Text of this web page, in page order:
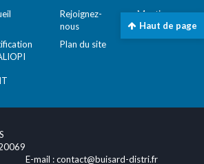
Rejoignez-
nous
Mentions
légales
Plan du site
E-mail :contact@buisard-distri.fr
Haut de page